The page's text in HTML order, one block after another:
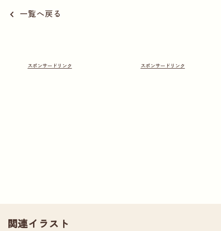
一覧へ戻る
関連イラスト